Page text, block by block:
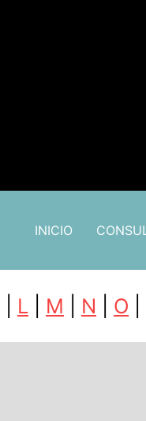
INICIO
L M N O